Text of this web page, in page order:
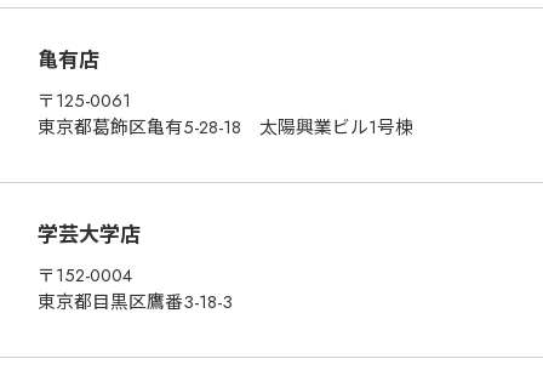
亀有店
〒125-0061
東京都葛飾区亀有5-28-18 太陽興業ビル1号棟
学芸大学店
〒152-0004
東京都目黒区鷹番3-18-3